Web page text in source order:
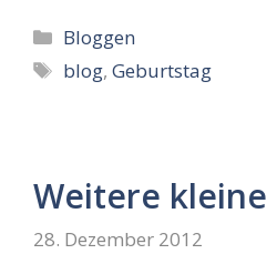
Kategorien
Bloggen
Schlagwörter
blog,Geburtstag
Weitere kleine
28. Dezember 2012